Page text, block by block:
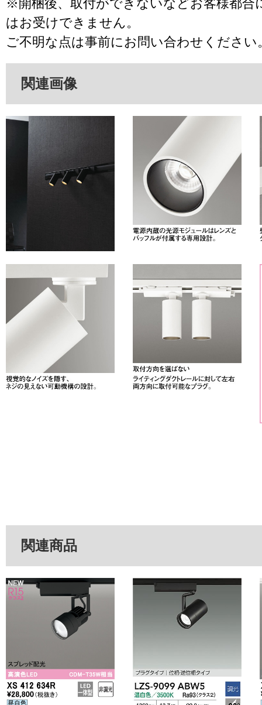
※開梱後、取付ができないなどお客様都合
はお受けできません。
ご不明な点は事前にお問い合わせください
関連画像
関連商品